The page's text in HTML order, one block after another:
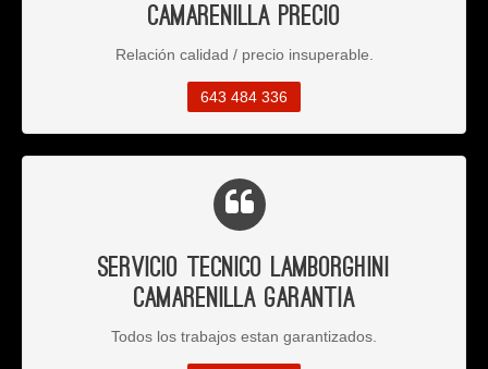
Camarenilla Precio
Relación calidad / precio insuperable.
643 484 336
Servicio Tecnico Lamborghini
Camarenilla Garantia
Todos los trabajos estan garantizados.